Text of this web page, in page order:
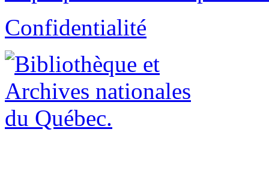
Confidentialité